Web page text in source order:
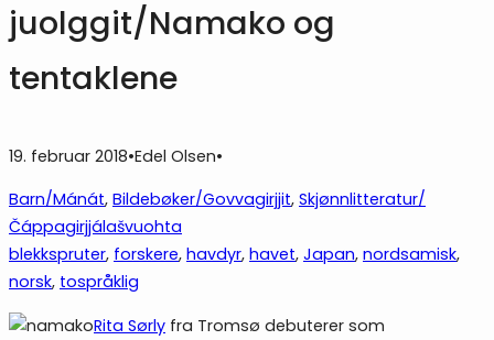
juolggit/Namako og
tentaklene
19. februar 2018•Edel Olsen•
Barn/Mánát, Bildebøker/Govvagirjjit, Skjønnlitteratur/
Čáppagirjjálašvuohta
blekkspruter, forskere, havdyr, havet, Japan, nordsamisk
norsk, tospråklig
Rita Sørly fra Tromsø debuterer som